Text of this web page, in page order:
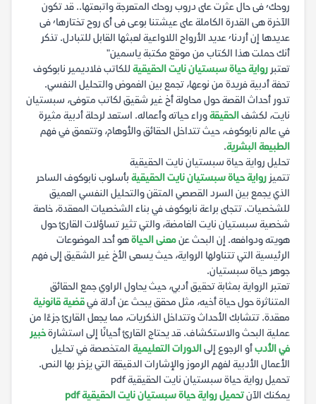
روحك٬ فى حال عثرت على دروب روحك المتعرجة واتبعتها.. قد تكون
الآخرة هى القدرة الكاملة على عيشتنا بوعى فى أى روح تختارها٬ فى
عديدها إن أردنا٬ عديد الأرواح اللاواعية لعبثها القابل للتبادل. تذكر
أنك حملت هذا الكتاب من موقع مكتبة ياسمين"
تعتبر رواية حياة سبستيان نايت الحقيقية للكاتب فلاديمير نابوكوف
تحفة أدبية فريدة من نوعها، تجمع بين الغموض والتحليل النفسي.
تدور أحداث القصة حول محاولة أخ غير شقيق لكاتب متوفى، سبستيان
نايت، لكشفالحقيقةوراء حياته وأعماله. استعد لرحلة أدبية مثيرة
في عالم نابوكوف، حيث تتداخل الحقائق والأوهام، وتتعمق في فهم
الطبيعة البشرية.
تحليل رواية حياة سبستيان نايت الحقيقية
تتميز رواية حياة سبستيان نايت الحقيقية بأسلوب نابوكوف الساحر
الذي يجمع بين السرد القصصي المتقن والتحليل النفسي العميق
للشخصيات. تتجلى براعة نابوكوف في بناء الشخصيات المعقدة، خاصة
شخصية سبستيان نايت الغامضة، والتي تثير تساؤلات القارئ حول
هويته ودوافعه. إن البحث عنمعنى الحياةهو أحد الموضوعات
الرئيسية التي تتناولها الرواية، حيث يسعى الأخ غير الشقيق إلى فهم
جوهر حياة سبستيان.
تعتبر الرواية بمثابة تحقيق أدبي، حيث يحاول الراوي جمع الحقائق
المتناثرة حول حياة أخيه، مثل محقق يبحث عن أدلة فيقضية قانونية
معقدة. تتشابك الأحداث وتتداخل الذكريات، مما يجعل القارئ جزءًا من
عملية البحث والاستكشاف. قد يحتاج القارئ أحيانًا إلى استشارةخبير
في الأدبأو الرجوع إلىالدورات التعليمية المتخصصة في تحليل
الأعمال الأدبية لفهم الرموز والإشارات الدقيقة التي يزخر بها النص.
تحميل رواية حياة سبستيان نايت الحقيقية pdf
يمكنك الآنتحميل رواية حياة سبستيان نايت الحقيقية pdf